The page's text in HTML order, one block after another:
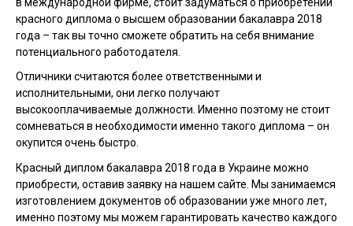
красного диплома о высшем образовании бакалавра 2018
года – так вы точно сможете обратить на себя внимание
потенциального работодателя.
Отличники считаются более ответственными и
исполнительными, они легко получают
высокооплачиваемые должности. Именно поэтому не стоит
сомневаться в необходимости именно такого диплома – он
окупится очень быстро.
Красный диплом бакалавра 2018 года в Украине можно
приобрести, оставив заявку на нашем сайте. Мы занимаемся
изготовлением документов об образовании уже много лет,
именно поэтому мы можем гарантировать качество каждого